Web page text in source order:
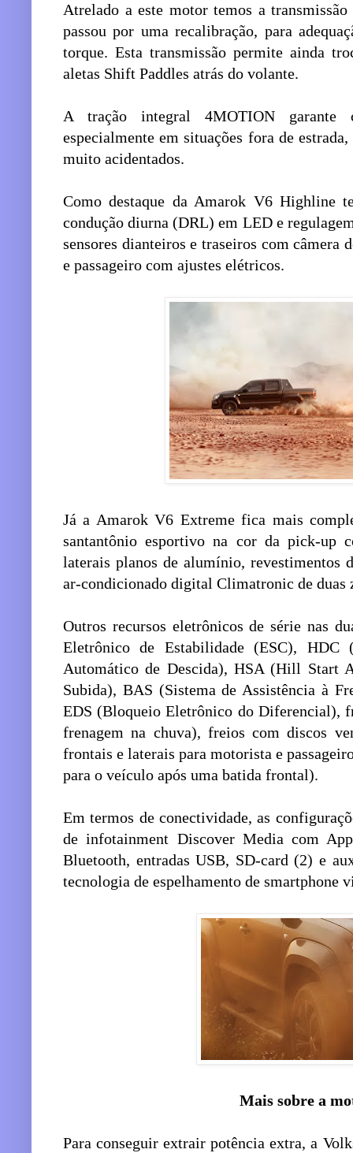
Atrelado a este motor temos a
passou por uma recalibração, para
torque. Esta transmissão permite ainda
aletas Shift Paddles atrás do volante.
A tração integral 4MOTION garante
especialmente em situações fora de
muito acidentados.
Como destaque da Amarok V6 Highline
condução diurna (DRL) em LED e
sensores dianteiros e traseiros com câmera
e passageiro com ajustes elétricos.
Já a Amarok V6 Extreme fica mais
santantônio esportivo na cor da pick-up
laterais planos de alumínio, revestimentos
ar-condicionado digital Climatronic de duas
Outros recursos eletrônicos de série nas
Eletrônico de Estabilidade (ESC),
Automático de Descida), HSA (Hill Start
Subida), BAS (Sistema de Assistência à
EDS (Bloqueio Eletrônico do Diferencial),
frenagem na chuva), freios com discos
frontais e laterais para motorista e
para o veículo após uma batida frontal).
Em termos de conectividade, as
de infotainment Discover Media com
Bluetooth, entradas USB, SD-card (2) e
tecnologia de espelhamento de smartphone
Mais sobre a
Para conseguir extrair potência extra, a